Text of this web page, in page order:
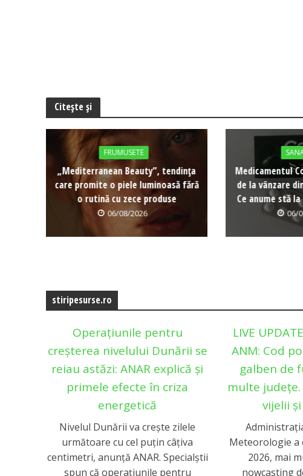
Citește și
FRUMUSETE
„Mediterranean Beauty”, tendința
care promite o piele luminoasă fără
o rutină cu zece produse
06/08/2026
Medicamentul
de la vânzare
Ce anume stă
06/
stiripesurse.ro
Operațiunile pentru
creșterea nivelului Dunării se
reiau astăzi: ANAR explică și
primele efecte în criza
energetică
Nivelul Dunării va crește zilele
următoare cu cel puțin câțiva
centimetri, anunță ANAR. Specialștii
spun că operaţiunile pentru
LIVE
ANM: Cod
galben de
multe
vijelii
Meteorologie a
2026, mai
nowcasting